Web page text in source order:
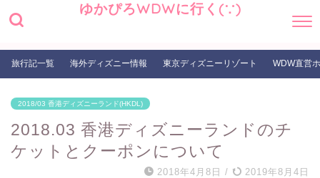
ゆかぴろWDWに行く(∵)
旅行記一覧 海外ディズニー情報 東京ディズニーリゾート WDW直営
2018/03 香港ディズニーランド(HKDL)
2018.03 香港ディズニーランドのチ
ケットとクーポンについて
2018年4月8日 / 2019年8月4日